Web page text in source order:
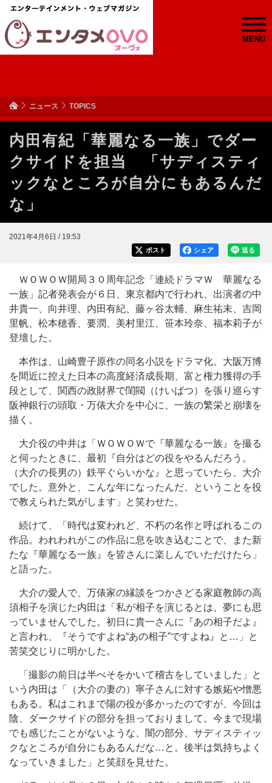
MENU
ニュース TOPICS
内田有紀「華麗なる一族」でダー
クサイドを担当 「サディスティ
ックなところが自分にもあるんだ
な」
2021年4月6日 / 19:53
送る
シェア
ポスト
ＷＯＷＯＷ開局３０周年記念「連続ドラマＷ 華麗なる
一族」記者発表会が６日、東京都内で行われ、出演者の中
井貴一、向井理、内田有紀、藤ヶ谷太輔、麻生祐未、吉岡
里帆、松本穂香、要潤、美村里江、笹本玲奈、福本莉子が
登壇した。
本作は、山崎豊子原作の同名小説をドラマ化。大阪万博
を間近に控えた日本の高度経済成長期、富と権力獲得の手
段として、関西の政財界で閨閥（けいばつ）を張り巡らす
阪神銀行の頭取・万俵大介を中心に、一族の繁栄と崩壊を
描く。
大介役の中井は「ＷＯＷＯＷで『華麗なる一族』を撮る
と伺ったときに、最初『自分はどの役をやるんだろう。
（大介の長男の）鉄平ぐらいかな』と思っていたら、大介
でした。意外と、こんな年になったんだ、ということを役
で教えられた気がします」と笑わせた。
続けて、「時代は変われど、不朽の名作と呼ばれるこの
作品。われわれがこの作品に息を吹き込むことで、また新
たな『華麗なる一族』を皆さんに楽しんでいただけたら」
と語った。
大介の愛人で、万俵家の縁談をつかさどる家庭教師の高
須相子を演じた内田は「私が相子を演じるとは、夢にも思
っていませんでした。初日に貴一さんに『あの相子だよ』
と言われ、『そうですよね“あの相子”ですよね』と…」と
苦笑交じりに明かした。
「撮影の前日は半べそをかいて稽古をしていました」と
いう内田は「（大介の妻の）寧子さんに対する嫉妬や憎悪
もある。私はこれまで陽の役が多かったのですが、今回は
陰、ダークサイドの部分を担っておりまして。今まで現場
でも感じたことがないような、闇の部分、サディスティッ
クなところが自分にもあるんだな…と。後半は気持ちよく
なっていきました」と笑顔を見せた。